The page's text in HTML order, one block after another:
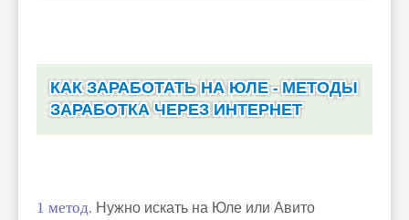
КАК ЗАРАБОТАТЬ НА ЮЛЕ - МЕТОДЫ
ЗАРАБОТКА ЧЕРЕЗ ИНТЕРНЕТ
1 метод. Нужно искать на Юле или Авито